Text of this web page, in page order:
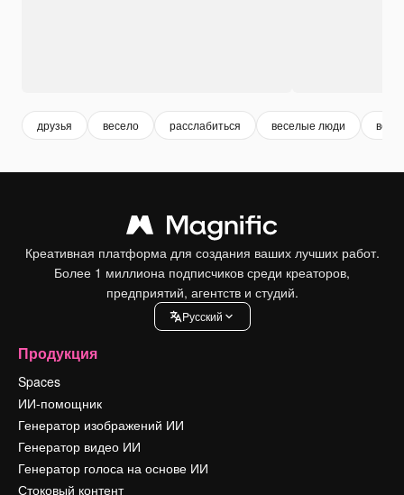
друзья весело расслабиться веселые люди
Креативная платформа для создания ваших лучших работ.
Более 1 миллиона подписчиков среди креаторов,
предприятий, агентств и студий.
Pусский
Продукция
Spaces
ИИ-помощник
Генератор изображений ИИ
Генератор видео ИИ
Генератор голоса на основе ИИ
Стоковый контент